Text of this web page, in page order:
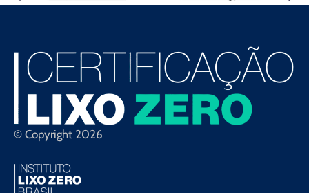
© Copyright 2026